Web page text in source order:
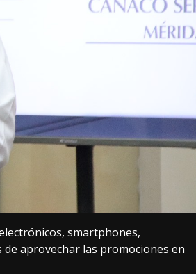
smartphones,
aprovechar las promociones en